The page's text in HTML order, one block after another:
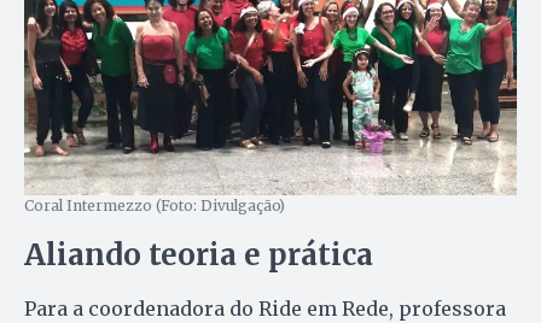
Coral Intermezzo (Foto: Divulgação)
Aliando teoria e prática
Para a coordenadora do Ride em Rede, professora